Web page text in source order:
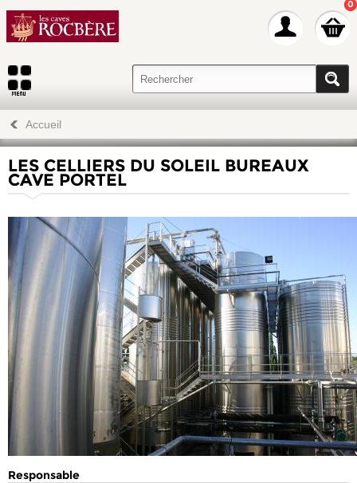
0
Accueil
LES CELLIERS DU SOLEIL BUREAUX
CAVE PORTEL
Responsable